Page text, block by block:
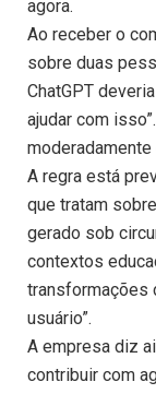
agora.
Ao receber o
sobre duas
ChatGPT
ajudar com
A regra está
que tratam
gerado sob
contextos
transformações
usuário”.
A empresa diz
contribuir com